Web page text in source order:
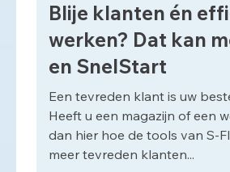
Blije klanten én
werken? Dat kan
en SnelStart
Een tevreden klant is uw
Heeft u een magazijn of een
dan hier hoe de tools van S-
meer tevreden klanten...